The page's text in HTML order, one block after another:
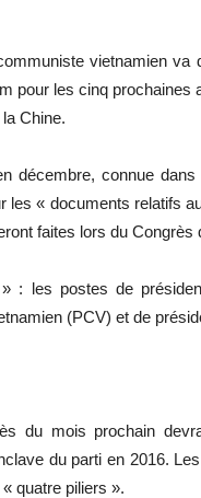
vietnamien va
pour les cinq
Chine.
décembre, connue
les « documents relatifs
faites lors du
: les postes de
(PCV) et de
du mois prochain
du parti en 2016.
quatre piliers ».